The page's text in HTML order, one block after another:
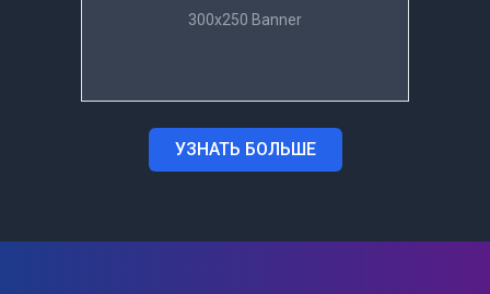
300x250 Banner
УЗНАТЬ БОЛЬШЕ